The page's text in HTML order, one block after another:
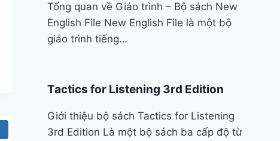
Tổng quan về Giáo trình – Bộ sách New
English File New English File là một bộ
giáo trình tiếng…
Tactics for Listening 3rd Edition
Giới thiệu bộ sách Tactics for Listening
3rd Edition Là một bộ sách ba cấp độ từ